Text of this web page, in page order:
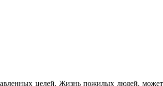
целей. Жизнь пожилых людей, может